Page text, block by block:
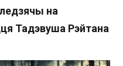
на
Тадэвуша Рэйтана